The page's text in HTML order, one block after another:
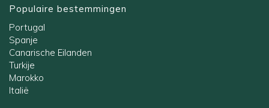
Populaire bestemmingen
Portugal
Spanje
Canarische Eilanden
Turkije
Marokko
Italië